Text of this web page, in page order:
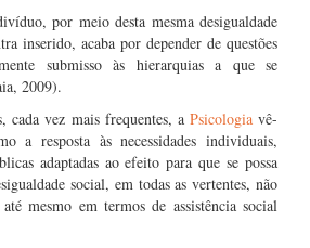
por meio desta mesma desigualdade
inserido, acaba por depender de questões
submisso às hierarquias a que se
2009).
cada vez mais frequentes, a Psicologiavê-
a resposta às necessidades individuais,
adaptadas ao efeito para que se possa
social, em todas as vertentes, não
mesmo em termos de assistência social